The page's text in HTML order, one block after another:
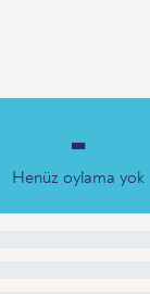
-
Henüz oylama yok